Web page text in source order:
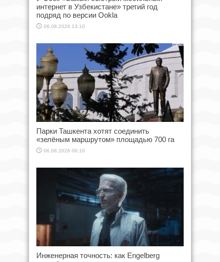
интернет в Узбекистане» третий год
подряд по версии Ookla
06.08.2026 13:10
Парки Ташкента хотят соединить
«зелёным маршрутом» площадью 700 га
06.08.2026 06:10
Инженерная точность: как Engelberg